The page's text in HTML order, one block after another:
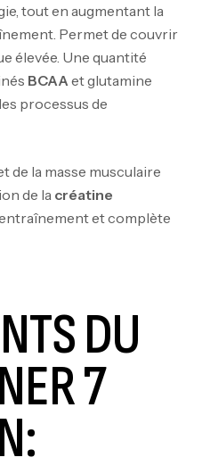
tout en augmentant la
Permet de couvrir
élevée. Une quantité
BCAA et glutamine
processus de
de la masse musculaire
de la créatine
et complète
DU
7